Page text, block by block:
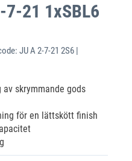
21 1xSBL6
JU A 2-7-21 2S6 |
skrymmande gods
för en lättskött finish